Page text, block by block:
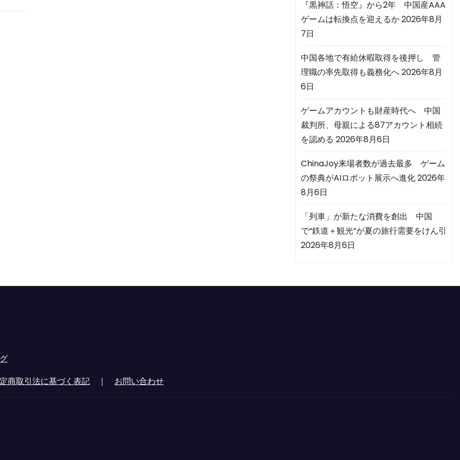
『黒神話：悟空』から2年 中国産AAA
ゲームは転換点を迎えるか2026年8月
7日
中国各地で有給休暇取得を後押し 管
理職の率先取得も義務化へ2026年8月
6日
ゲームアカウントも財産時代へ 中国
裁判所、母親による87アカウント相続
を認める 2026年8月6日
ChinaJoy来場者数が過去最多 ゲーム
の祭典がAIロボット展示へ進化2026年
8月6日
「列車」が新たな消費を創出 中国
で“鉄道＋観光”が夏の旅行需要をけん引
2026年8月6日
商取引法に基づく表記 ｜ お問い合わせ